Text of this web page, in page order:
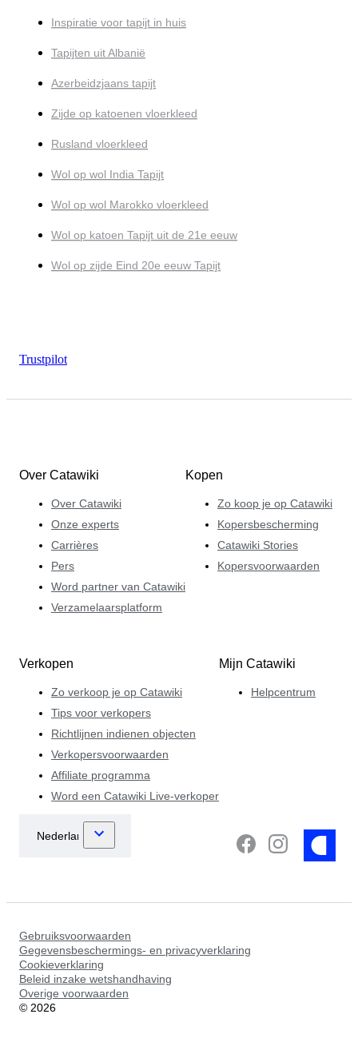
Inspiratie voor tapijt in huis
Tapijten uit Albanië
Azerbeidzjaans tapijt
Zijde op katoenen vloerkleed
Rusland vloerkleed
Wol op wol India Tapijt
Wol op wol Marokko vloerkleed
Wol op katoen Tapijt uit de 21e eeuw
Wol op zijde Eind 20e eeuw Tapijt
Trustpilot
Over Catawiki
Over Catawiki
Onze experts
Carrières
Pers
Word partner van Catawiki
Verzamelaarsplatform
Kopen
Zo koop je op Catawiki
Kopersbescherming
Catawiki Stories
Kopersvoorwaarden
Verkopen
Zo verkoop je op Catawiki
Tips voor verkopers
Richtlijnen indienen objecten
Verkopersvoorwaarden
Affiliate programma
Word een Catawiki Live-verkoper
Mijn Catawiki
Helpcentrum
Gebruiksvoorwaarden
Gegevensbeschermings- en privacyverklaring
Cookieverklaring
Beleid inzake wetshandhaving
Overige voorwaarden
© 2026